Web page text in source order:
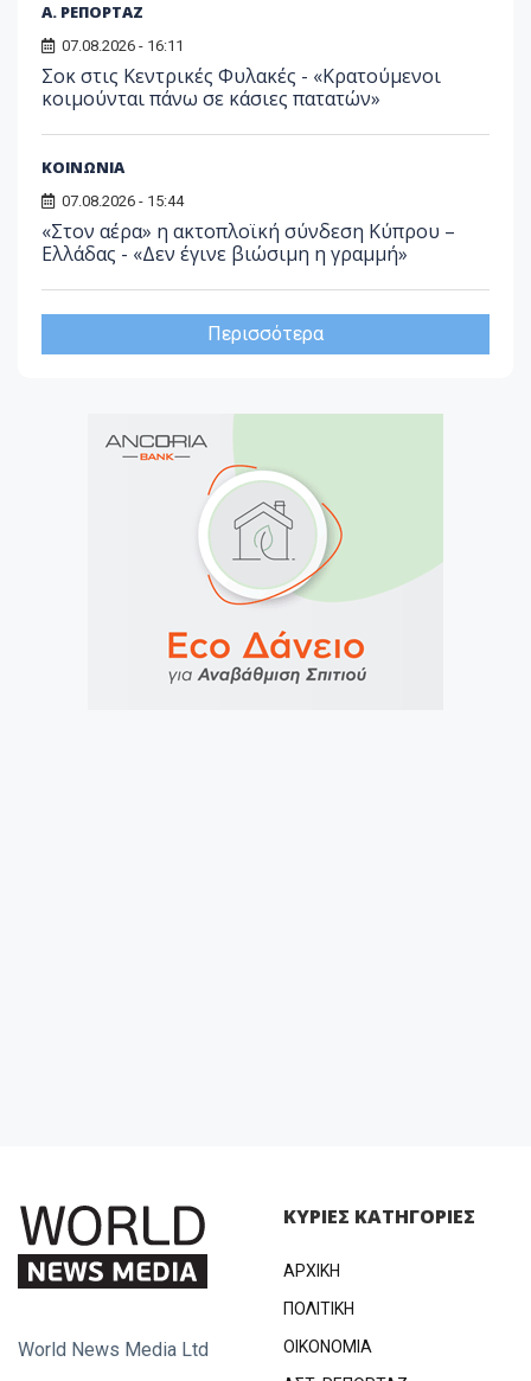
Α. ΡΕΠΟΡΤΑΖ
07.08.2026 - 16:11
Σοκ στις Κεντρικές Φυλακές - «Κρατούμενοι
κοιμούνται πάνω σε κάσιες πατατών»
ΚΟΙΝΩΝΙΑ
07.08.2026 - 15:44
«Στον αέρα» η ακτοπλοϊκή σύνδεση Κύπρου –
Ελλάδας - «Δεν έγινε βιώσιμη η γραμμή»
Περισσότερα
World News Media Ltd
ΚΥΡΙΕΣ ΚΑΤΗΓΟΡΙΕΣ
ΑΡΧΙΚΗ
ΠΟΛΙΤΙΚΗ
OIKONOMIA